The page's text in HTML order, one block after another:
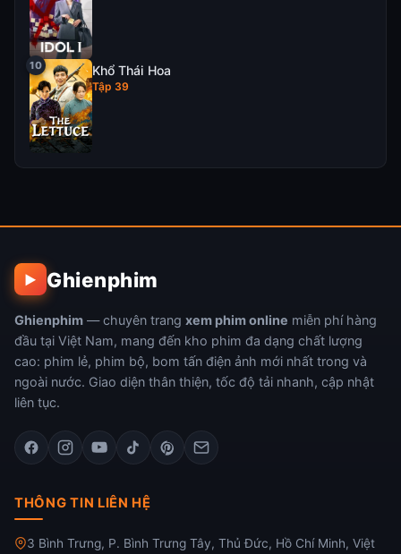
Khổ Thái Hoa
Tập 39
▶ Ghienphim
Ghienphim — chuyên trang xem phim online miễn phí hàng
đầu tại Việt Nam, mang đến kho phim đa dạng chất lượng
cao: phim lẻ, phim bộ, bom tấn điện ảnh mới nhất trong và
ngoài nước. Giao diện thân thiện, tốc độ tải nhanh, cập nhật
liên tục.
THÔNG TIN LIÊN HỆ
3 Bình Trưng, P. Bình Trưng Tây, Thủ Đức, Hồ Chí Minh, Việt